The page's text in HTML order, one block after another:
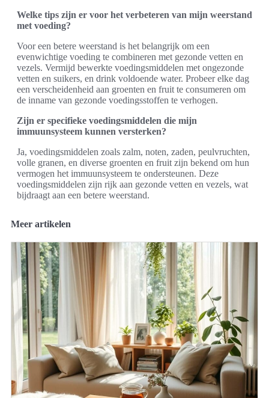
Welke tips zijn er voor het verbeteren van mijn weerstand
met voeding?
Voor een betere weerstand is het belangrijk om een
evenwichtige voeding te combineren met gezonde vetten en
vezels. Vermijd bewerkte voedingsmiddelen met ongezonde
vetten en suikers, en drink voldoende water. Probeer elke dag
een verscheidenheid aan groenten en fruit te consumeren om
de inname van gezonde voedingsstoffen te verhogen.
Zijn er specifieke voedingsmiddelen die mijn
immuunsysteem kunnen versterken?
Ja, voedingsmiddelen zoals zalm, noten, zaden, peulvruchten,
volle granen, en diverse groenten en fruit zijn bekend om hun
vermogen het immuunsysteem te ondersteunen. Deze
voedingsmiddelen zijn rijk aan gezonde vetten en vezels, wat
bijdraagt aan een betere weerstand.
Meer artikelen